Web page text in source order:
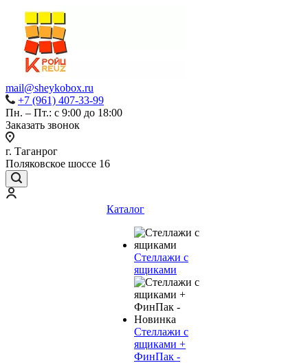
mail@sheykobox.ru
+7 (961) 407-33-99
Пн. – Пт.: с 9:00 до 18:00
Заказать звонок
г. Таганрог
Поляковское шоссе 16
Каталог
Стеллажи с
ящиками
Стеллажи с
ящиками +
ФинПак -